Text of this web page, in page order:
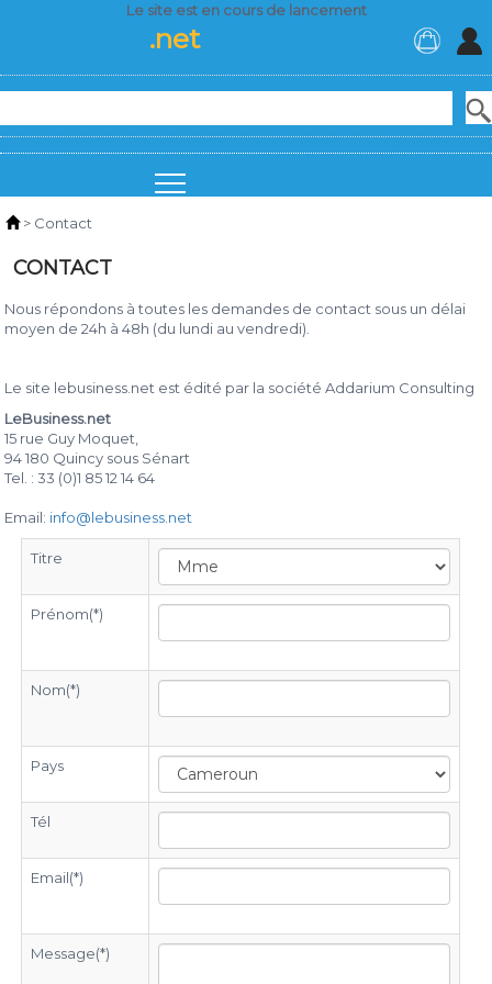
Le site est en cours de lancement
.net
> Contact
CONTACT
Nous répondons à toutes les demandes de contact sous un délai
moyen de 24h à 48h (du lundi au vendredi).
Le site lebusiness.net est édité par la société Addarium Consulting
LeBusiness.net
15 rue Guy Moquet,
94 180 Quincy sous Sénart
Tel. : 33 (0)1 85 12 14 64
Email: info@lebusiness.net
Titre
Prénom(*)
Nom(*)
Pays
Tél
Email(*)
Message(*)